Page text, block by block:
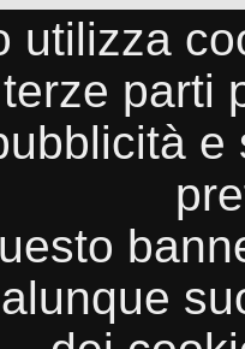
utilizza
parti